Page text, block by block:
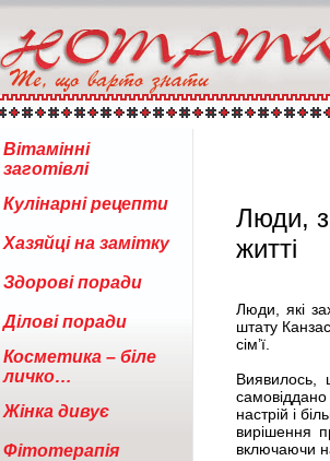
Вітамінні
заготівлі
Кулінарні рецепти
Хазяйці на замітку
Здорові поради
Ділові поради
Косметика – біле
личко…
Жінка дивує
Фітотерапія
Люди,
житті
Люди, які
штату
сім’ї.
Виявилось,
настрій і
вирішення
включаючи